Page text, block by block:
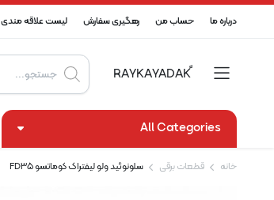
درباره ما حساب من رهگیری سفارش لیست علاقه مندی
Products
search
All Categories
خانه قطعات برقی سلونوئید ولو لیفتراک کوماتسو FD35